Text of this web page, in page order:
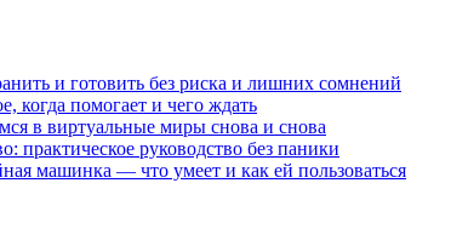
и готовить без риска и лишних сомнений
когда помогает и чего ждать
в виртуальные миры снова и снова
практическое руководство без паники
машинка — что умеет и как ей пользоваться